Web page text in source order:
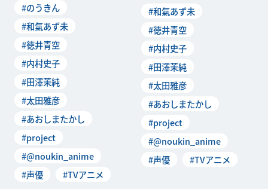
#のうきん
#和氣あず未
#徳井青空
#内村史子
#田澤茉純
#太田雅彦
#あおしまたかし
#project
#@noukin_anime
#声優
#TVアニメ
#和氣あず未
#徳井青空
#内村史子
#田澤茉純
#太田雅彦
#あおしまたかし
#project
#@noukin_anime
#声優
#TVアニメ